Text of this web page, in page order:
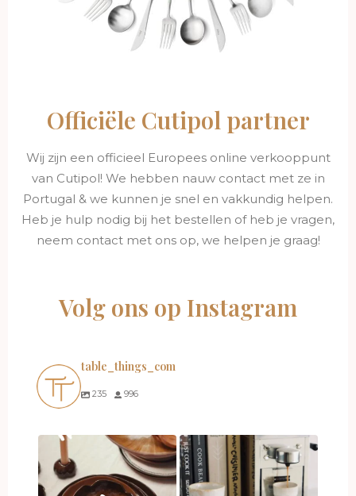
Officiële Cutipol partner
Wij zijn een officieel Europees online verkooppunt
van Cutipol! We hebben nauw contact met ze in
Portugal & we kunnen je snel en vakkundig helpen.
Heb je hulp nodig bij het bestellen of heb je vragen,
neem contact met ons op, we helpen je graag!
Volg ons op Instagram
table_things_com
235 996